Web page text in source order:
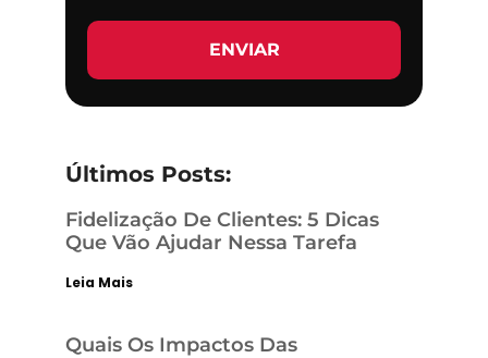
ENVIAR
Últimos Posts:
Fidelização De Clientes: 5 Dicas
Que Vão Ajudar Nessa Tarefa
Leia Mais
Quais Os Impactos Das